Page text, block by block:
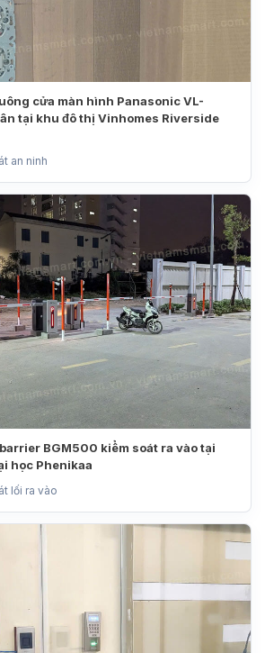
cửa màn hình Panasonic VL-
tại khu đô thị Vinhomes Riverside
an ninh
BGM500 kiểm soát ra vào tại
học Phenikaa
lối ra vào